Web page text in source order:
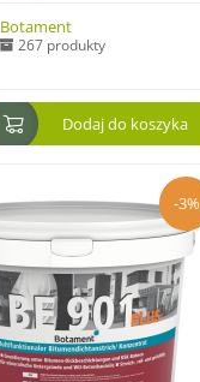
Botament
267 produkty
Dodaj do koszyka
-3%